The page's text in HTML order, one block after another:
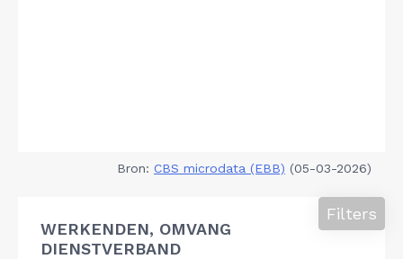
Bron: CBS microdata (EBB) (05-03-2026)
WERKENDEN, OMVANG
DIENSTVERBAND
Filters